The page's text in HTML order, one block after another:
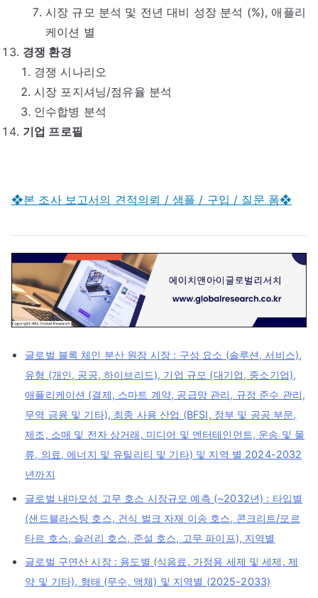
시장 규모 분석 및 전년 대비 성장 분석 (%), 애플리
케이션 별
경쟁 환경
경쟁 시나리오
시장 포지셔닝/점유율 분석
인수합병 분석
기업 프로필
❖본 조사 보고서의 견적의뢰 / 샘플 / 구입 / 질문 폼❖
글로벌 블록 체인 분산 원장 시장 : 구성 요소 (솔루션, 서비스),
유형 (개인, 공공, 하이브리드), 기업 규모 (대기업, 중소기업),
애플리케이션 (결제, 스마트 계약, 공급망 관리, 규정 준수 관리,
무역 금융 및 기타), 최종 사용 산업 (BFSI, 정부 및 공공 부문,
제조, 소매 및 전자 상거래, 미디어 및 엔터테인먼트, 운송 및 물
류, 의료, 에너지 및 유틸리티 및 기타) 및 지역 별 2024-2032
년까지
글로벌 내마모성 고무 호스 시장규모 예측 (~2032년) : 타입별
(샌드블라스팅 호스, 건식 벌크 자재 이송 호스, 콘크리트/모르
타르 호스, 슬러리 호스, 준설 호스, 고무 파이프), 지역별
글로벌 구연산 시장 : 용도별 (식음료, 가정용 세제 및 세제, 제
약 및 기타), 형태 (무수, 액체) 및 지역별 (2025-2033)